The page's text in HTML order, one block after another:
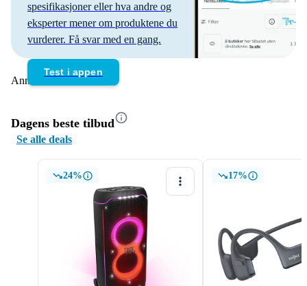
spesifikasjoner eller hva andre og
eksperter mener om produktene du
vurderer. Få svar med en gang.
Test i appen
Annonse
Dagens beste tilbud
Se alle deals
24% 17%